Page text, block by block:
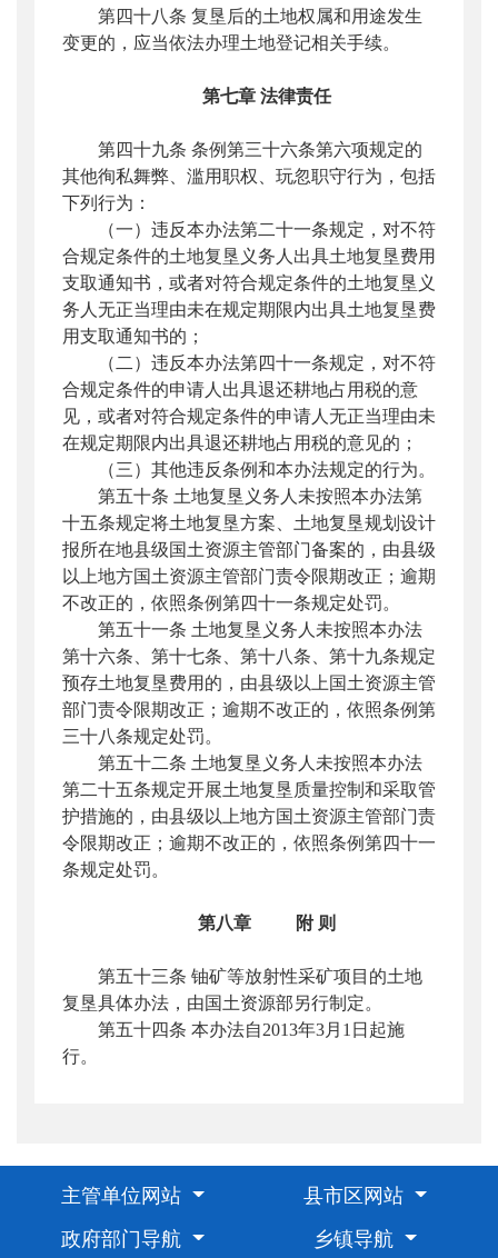
第四十八条 复垦后的土地权属和用途发生
变更的，应当依法办理土地登记相关手续。
第七章 法律责任
第四十九条 条例第三十六条第六项规定的
其他徇私舞弊、滥用职权、玩忽职守行为，包括
下列行为：
（一）违反本办法第二十一条规定，对不符
合规定条件的土地复垦义务人出具土地复垦费用
支取通知书，或者对符合规定条件的土地复垦义
务人无正当理由未在规定期限内出具土地复垦费
用支取通知书的；
（二）违反本办法第四十一条规定，对不符
合规定条件的申请人出具退还耕地占用税的意
见，或者对符合规定条件的申请人无正当理由未
在规定期限内出具退还耕地占用税的意见的；
（三）其他违反条例和本办法规定的行为。
第五十条 土地复垦义务人未按照本办法第
十五条规定将土地复垦方案、土地复垦规划设计
报所在地县级国土资源主管部门备案的，由县级
以上地方国土资源主管部门责令限期改正；逾期
不改正的，依照条例第四十一条规定处罚。
第五十一条 土地复垦义务人未按照本办法
第十六条、第十七条、第十八条、第十九条规定
预存土地复垦费用的，由县级以上国土资源主管
部门责令限期改正；逾期不改正的，依照条例第
三十八条规定处罚。
第五十二条 土地复垦义务人未按照本办法
第二十五条规定开展土地复垦质量控制和采取管
护措施的，由县级以上地方国土资源主管部门责
令限期改正；逾期不改正的，依照条例第四十一
条规定处罚。
第八章 附 则
第五十三条 铀矿等放射性采矿项目的土地
复垦具体办法，由国土资源部另行制定。
第五十四条 本办法自2013年3月1日起施
行。
主管单位网站
县市区网站
政府部门导航
乡镇导航